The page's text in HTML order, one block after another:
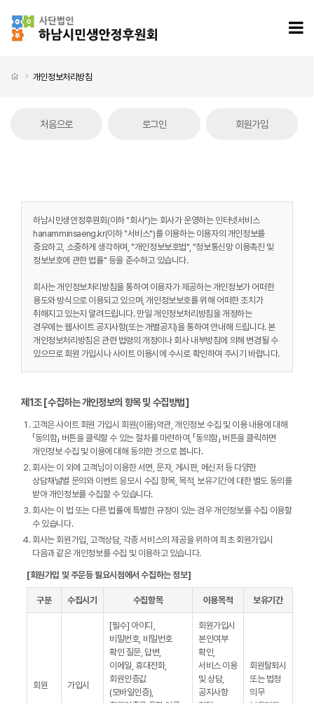
처음으로
개인정보처리방침
처음으로 로그인 회원가입
하남시민생안정후원회(이하 "회사")는 회사가 운영하는 인터넷서비스
hanamminsaeng.kr(이하 "서비스")를 이용하는 이용자의 개인정보를
중요하고, 소중하게 생각하며, "개인정보보호법", "정보통신망 이용촉진 및
정보보호에 관한 법률" 등을 준수하고 있습니다.
회사는 개인정보처리방침을 통하여 이용자가 제공하는 개인정보가 어떠한
용도와 방식으로 이용되고 있으며, 개인정보보호를 위해 어떠한 조치가
취해지고 있는지 알려드립니다. 만일 개인정보처리방침을 개정하는
경우에는 웹사이트 공지사항(또는 개별공지)을 통하여 안내해 드립니다. 본
개인정보처리방침은 관련 법령의 개정이나 회사 내부방침에 의해 변경될 수
있으므로 회원 가입시나 사이트 이용시에 수시로 확인하여 주시기 바랍니다.
제1조 [수집하는 개인정보의 항목 및 수집방법]
고객은 사이트 회원 가입시 회원(이용)약관, 개인정보 수집 및 이용 내용에 대해
「동의함」 버튼을 클릭할 수 있는 절차를 마련하여, 「동의함」 버튼을 클릭하면
개인정보 수집 및 이용에 대해 동의한 것으로 봅니다.
회사는 이 외에 고객님이 이용한 서면, 문자, 게시판, 메신저 등 다양한
상담채널별 문의와 이벤트 응모시 수집 항목, 목적, 보유기간에 대한 별도 동의를
받아 개인정보를 수집할 수 있습니다.
회사는 이 법 또는 다른 법률에 특별한 규정이 있는 경우 개인정보를 수집 이용할
수 있습니다.
회사는 회원가입, 고객상담, 각종 서비스의 제공을 위하여 최초 회원가입시
다음과 같은 개인정보를 수집 및 이용하고 있습니다.
[회원가입 및 주문등 필요시점에서 수집하는 정보]
구분 수집시기 수집항목 이용목적 보유기간
회원 가입시
[필수] 아이디,
비밀번호, 비밀번호
확인 질문, 답변,
이메일, 휴대전화,
회원인증값
(모바일인증),
회원가입시
본인여부
확인,
서비스 이용
및 상담,
공지사항
회원탈퇴시
또는 법정
의무